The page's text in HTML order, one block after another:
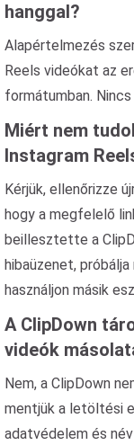
hanggal?
Alapértelmezés
Reels videókat az
formátumban.
Miért nem
Instagram
Kérjük, ellenőrizze
hogy a megfelelő
beillesztette a
hibaüzenet,
használjon másik
A ClipDown
videók
Nem, a ClipDown
mentjük a letöltési
adatvédelem és